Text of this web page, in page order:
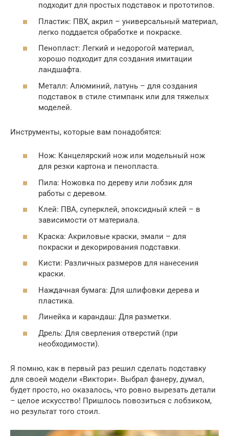
подходит для простых подставок и прототипов.
Пластик: ПВХ, акрил – универсальный материал,
легко поддается обработке и покраске.
Пенопласт: Легкий и недорогой материал,
хорошо подходит для создания имитации
ландшафта.
Металл: Алюминий, латунь – для создания
подставок в стиле стимпанк или для тяжелых
моделей.
Инструменты, которые вам понадобятся:
Нож: Канцелярский нож или модельный нож
для резки картона и пенопласта.
Пила: Ножовка по дереву или лобзик для
работы с деревом.
Клей: ПВА, суперклей, эпоксидный клей – в
зависимости от материала.
Краска: Акриловые краски, эмали – для
покраски и декорирования подставки.
Кисти: Различных размеров для нанесения
краски.
Наждачная бумага: Для шлифовки дерева и
пластика.
Линейка и карандаш: Для разметки.
Дрель: Для сверления отверстий (при
необходимости).
Я помню, как в первый раз решил сделать подставку
для своей модели «Виктори». Выбрал фанеру, думал,
будет просто, но оказалось, что ровно вырезать детали
– целое искусство! Пришлось повозиться с лобзиком,
но результат того стоил.